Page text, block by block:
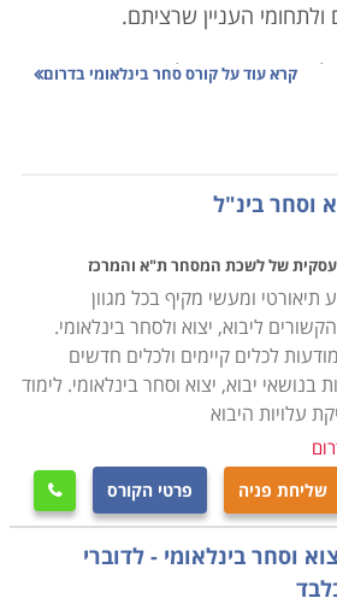
ולתחומי העניין שרציתם.
הישובים מאשקלון ודרומה עד
תשתית פיתוח הנגב סלל דרכים
קיימות. משאבים רבים
אזור הדרום וכתוצאה מכך מוסדות
פתחו שלוחות באזור הדרום ונפתחו
על מנת לתת מענה לביקוש ההולך
וערים כמו באר שבע, אשקלון,
ומכללות רבות שביניהן
ביה"ס ללימודי סחר חוץ שנמצאת בהמרד 29 תל אביב
מכללת אשקלון שנמצאת בשד' יצחק בן צבי 12
קרא עוד עלקורס סחר בינלאומי בדרום
וסחר בינ"ל
של לשכת המסחר ת"א והמרכז
תיאורטי ומעשי מקיף בכל מגוון
ליבוא, יצוא ולסחר בינלאומי.
לכלים קיימים ולכלים חדשים
בנושאי יבוא, יצוא וסחר בינלאומי. לימוד
עלויות היבוא
שליחת פניה פרטי הקורס 
וסחר בינלאומי - לדוברי